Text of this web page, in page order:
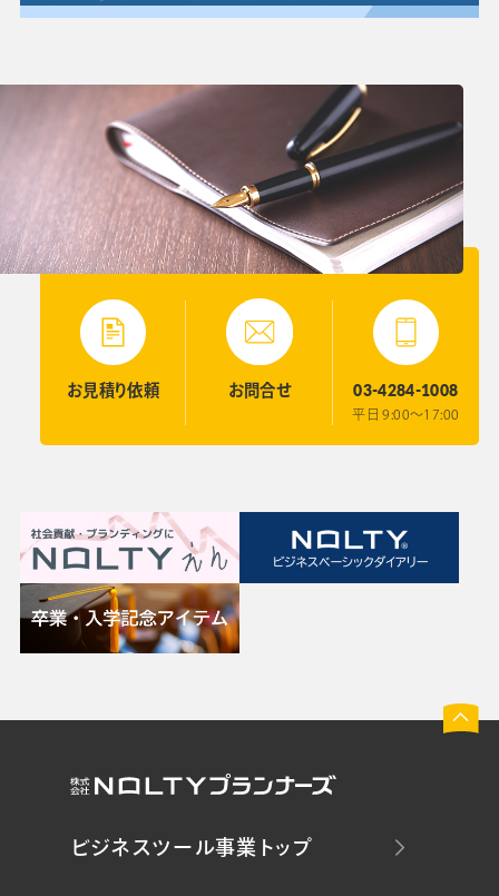
お見積り依頼 お問合せ 03-4284-1008
平日 9:00〜17:00
ビジネスツール事業トップ